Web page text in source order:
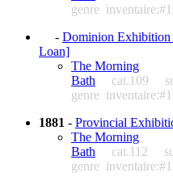
genre
- Dominion Exhibition
Loan]
The Morning
Bath
cat.109
genre
1881 - Provincial
The Morning
Bath
cat.112
genre